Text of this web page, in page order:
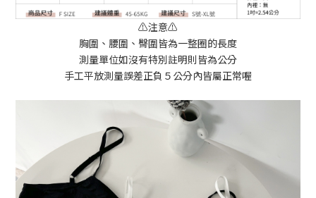
⚠️注意⚠️
胸圍、腰圍、臀圍皆為一整圈的長度
測量單位如沒有特別註明則皆為公分
手工平放測量誤差正負５公分內皆屬正常喔